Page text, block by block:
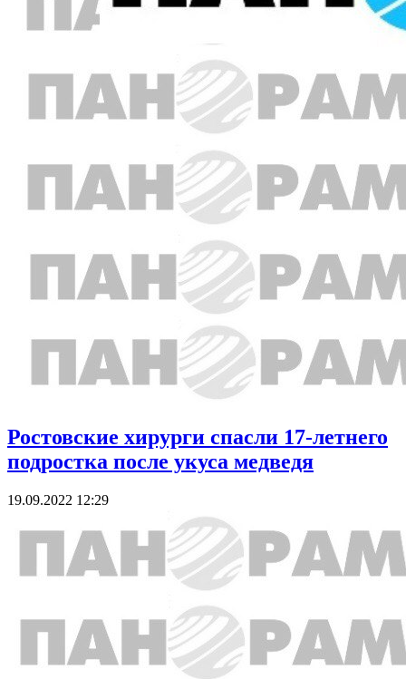
Ростовские хирурги спасли 17-летнего
подростка после укуса медведя
19.09.2022 12:29